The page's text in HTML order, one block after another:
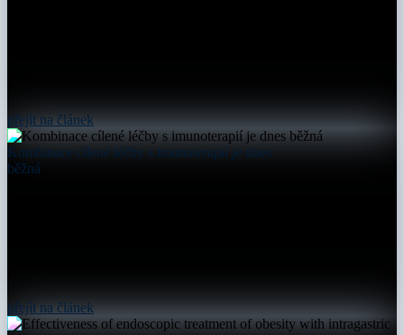
přejít na článek
Kombinace cílené léčby s imunoterapií je dnes
běžná
přejít na článek